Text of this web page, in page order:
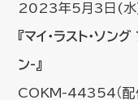
2023年5月3日(水)
『マイ・ラスト・ソン
ン-』
COKM-44354（配